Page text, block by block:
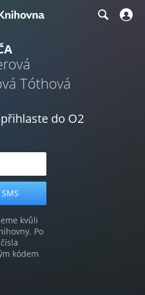
Tóthová
do O2
kvůli
Po
kódem